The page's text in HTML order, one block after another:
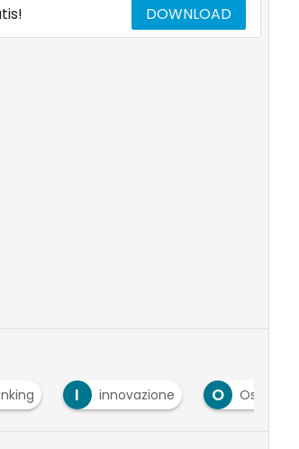
DOWNLOAD
I innovazione O